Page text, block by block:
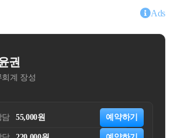
Ads
예약하기 15분 전화상담